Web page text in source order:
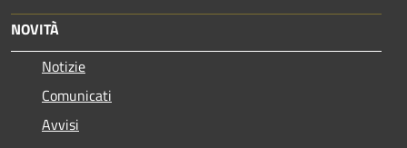
NOVITÀ
Notizie
Comunicati
Avvisi